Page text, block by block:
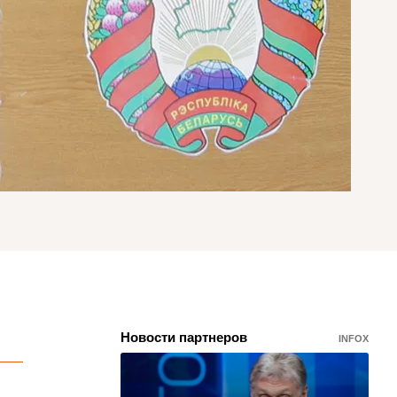
Новости партнеров INFOX